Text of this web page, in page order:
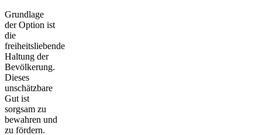
Grundlage
der Option ist
die
freiheitsliebende
Haltung der
Bevölkerung.
Dieses
unschätzbare
Gut ist
sorgsam zu
bewahren und
zu fördern.